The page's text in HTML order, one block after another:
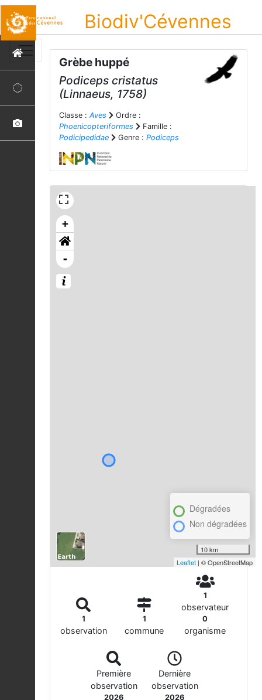
Biodiv'Cévennes
Grèbe huppé
Podiceps cristatus
(Linnaeus, 1758)
Classe : Aves
Ordre :
Phoenicopteriformes
Famille :
Podicipedidae
Genre : Podiceps
+
-
Dégradées
Non dégradées
10 km
Leaflet | © OpenStreetMap
1
observation
1
commune
1
observateur
0
organisme
Première
observation
2026
Dernière
observation
2026